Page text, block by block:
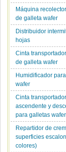
Máquina
de galleta wafer
Distribuidor
hojas
Cinta
de galleta wafer
Humidificador
wafer
Cinta
ascendente y
para galletas wafer
Repartidor de
superficies
colores)